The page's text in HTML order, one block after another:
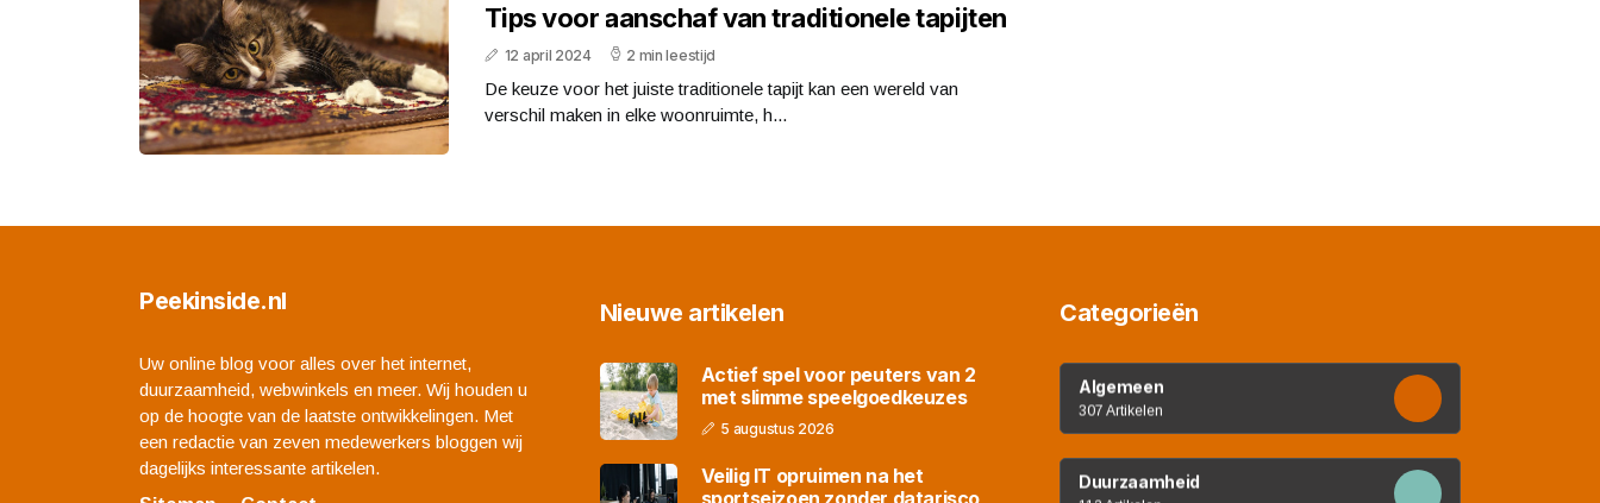
Tips voor aanschaf van traditionele tapijten
12 april 2024 2 min leestijd
De keuze voor het juiste traditionele tapijt kan een wereld van
verschil maken in elke woonruimte, h...
Peekinside.nl
Uw online blog voor alles over het internet,
duurzaamheid, webwinkels en meer. Wij houden u
op de hoogte van de laatste ontwikkelingen. Met
een redactie van zeven medewerkers bloggen wij
dagelijks interessante artikelen.
Nieuwe artikelen
Actief spel voor peuters van 2
met slimme speelgoedkeuzes
5 augustus 2026
Veilig IT opruimen na het
sportseizoen zonder datarisco
Categorieën
Algemeen
307 Artikelen
Duurzaamheid